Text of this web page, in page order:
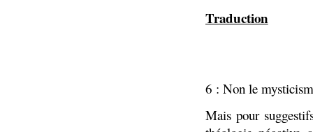
Traduction
6 : Non le
Mais pour